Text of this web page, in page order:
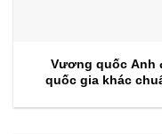
Vương quốc Anh
quốc gia khác